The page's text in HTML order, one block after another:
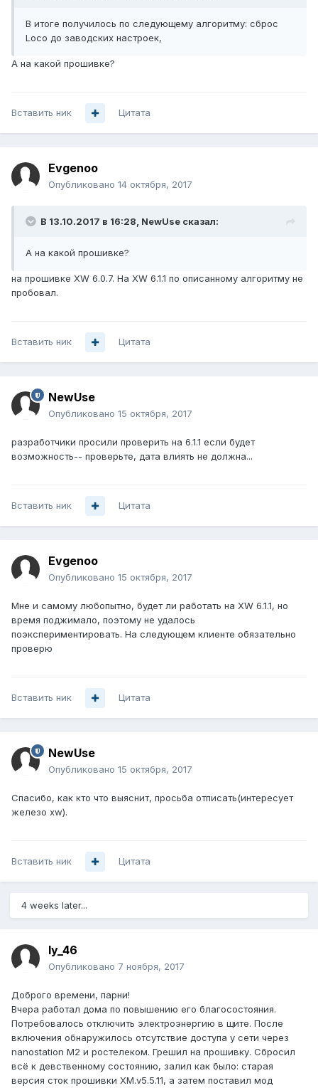
В итоге получилось по следующему алгоритму: сброс
Loco до заводских настроек,
А на какой прошивке?
Вставить ник Цитата
Evgenoo
Опубликовано 14 октября, 2017
В 13.10.2017 в 16:28, NewUse сказал:
А на какой прошивке?
на прошивке XW 6.0.7. На XW 6.1.1 по описанному алгоритму не
пробовал.
Вставить ник Цитата
NewUse
Опубликовано 15 октября, 2017
разработчики просили проверить на 6.1.1 если будет
возможность-- проверьте, дата влиять не должна...
Вставить ник Цитата
Evgenoo
Опубликовано 15 октября, 2017
Мне и самому любопытно, будет ли работать на XW 6.1.1, но
время поджимало, поэтому не удалось
поэкспериментировать. На следующем клиенте обязательно
проверю
Вставить ник Цитата
NewUse
Опубликовано 15 октября, 2017
Спасибо, как кто что выяснит, просьба отписать(интересует
железо xw).
Вставить ник Цитата
4 weeks later...
ly_46
Опубликовано 7 ноября, 2017
Доброго времени, парни!
Вчера работал дома по повышению его благосостояния.
Потребовалось отключить электроэнергию в щите. После
включения обнаружилось отсутствие доступа у сети через
nanostation М2 и ростелеком. Грешил на прошивку. Сбросил
всё к девственному состоянию, залил как было: старая
версия сток прошивки XM.v5.5.11, а затем поставил мод